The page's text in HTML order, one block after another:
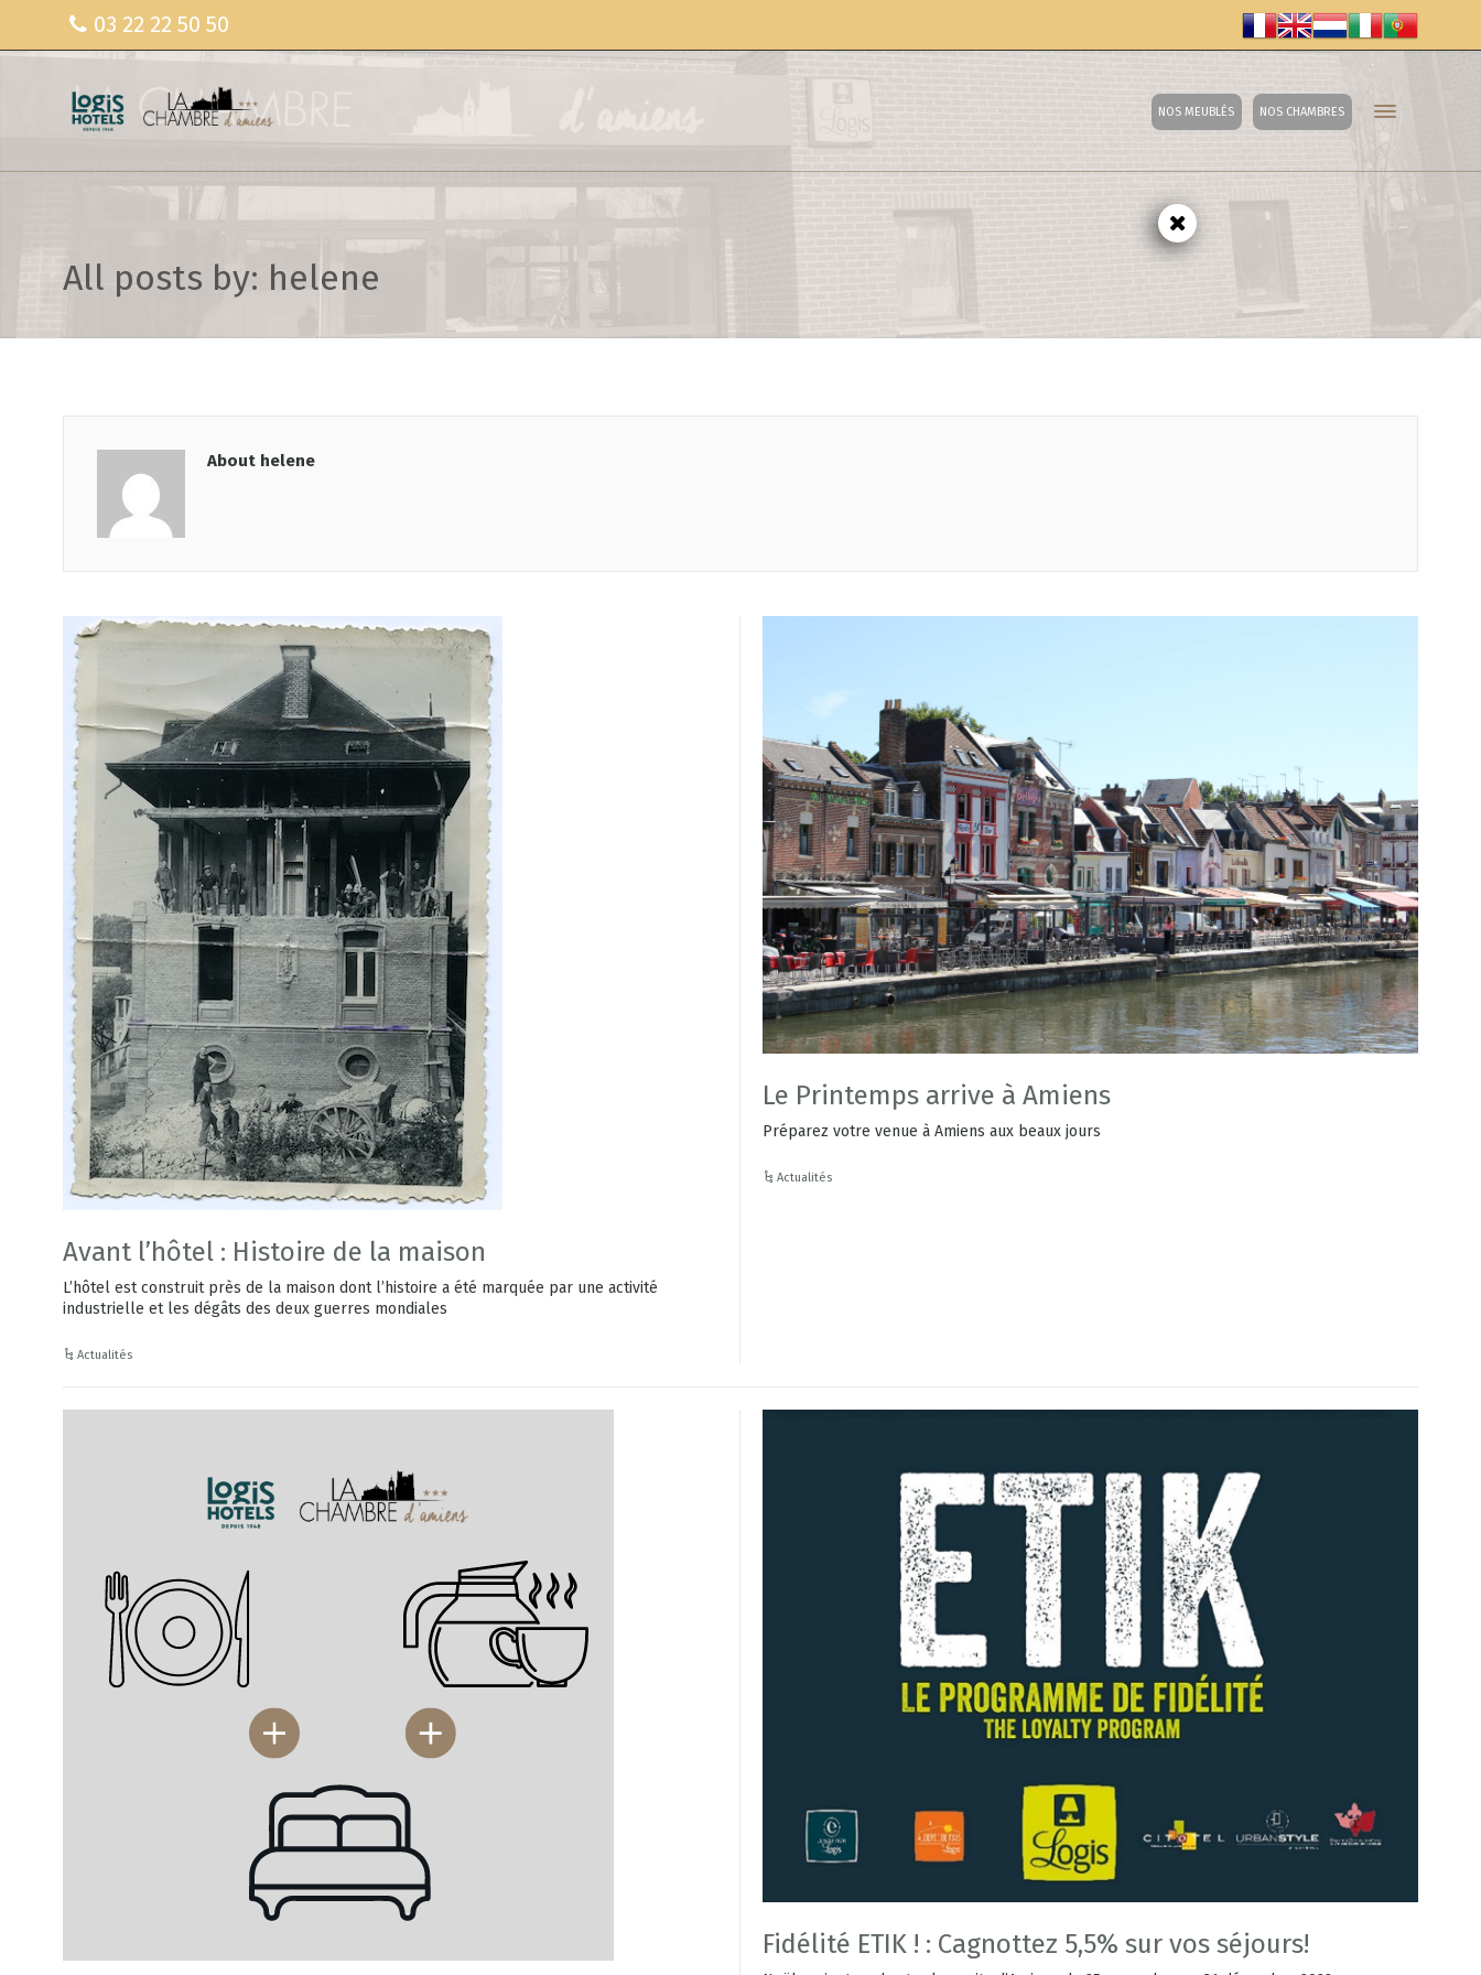
03 22 22 50 50
NOS MEUBLÉS NOS CHAMBRES
All posts by: helene
About helene
Avant l’hôtel : Histoire de la maison
L’hôtel est construit près de la maison dont l’histoire a été marquée par une activité
industrielle et les dégâts des deux guerres mondiales
Actualités
Le Printemps arrive à Amiens
Préparez votre venue à Amiens aux beaux jours
Actualités
Fidélité ETIK ! : Cagnottez 5,5% sur vos séjours!